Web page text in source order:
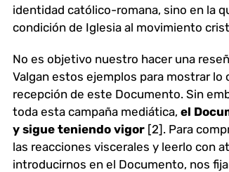
identidad católico-romana, sino en la
condición de Iglesia al movimiento
No es objetivo nuestro hacer una
Valgan estos ejemplos para mostrar lo
recepción de este Documento. Sin
toda esta campaña mediática, el
y sigue teniendo vigor[2]. Para
las reacciones viscerales y leerlo con
introducirnos en el Documento, nos